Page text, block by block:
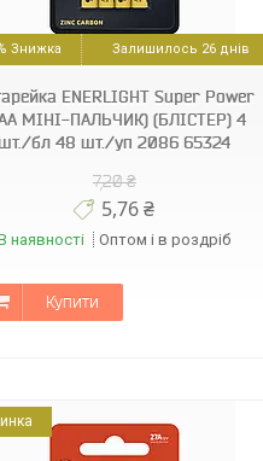
Залишилось 26 днів
ENERLIGHT Super Power
МІНІ-ПАЛЬЧИК) (БЛІСТЕР) 4
бл 48 шт./уп 2086 65324
7,20 ₴
5,76 ₴
наявності Оптом і в роздріб
Купити
4823093504745